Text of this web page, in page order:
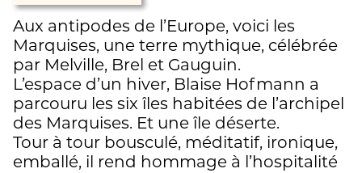
Aux antipodes de l’Europe, voici les
Marquises, une terre mythique, célébrée
par Melville, Brel et Gauguin.
L’espace d’un hiver, Blaise Hofmann a
parcouru les six îles habitées de l’archipel
des Marquises. Et une île déserte.
Tour à tour bousculé, méditatif, ironique,
emballé, il rend hommage à l’hospitalité